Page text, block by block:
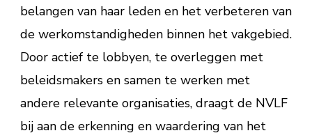
belangen van haar leden en het verbeteren van
de werkomstandigheden binnen het vakgebied.
Door actief te lobbyen, te overleggen met
beleidsmakers en samen te werken met
andere relevante organisaties, draagt de NVLF
bij aan de erkenning en waardering van het